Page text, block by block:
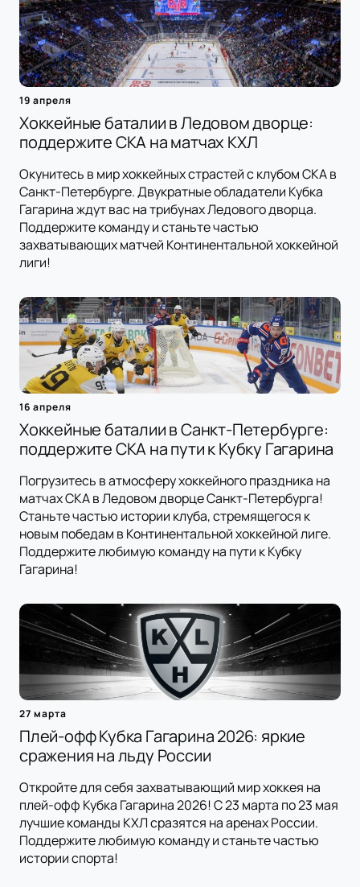
19 апреля
Хоккейные баталии в Ледовом дворце:
поддержите СКА на матчах КХЛ
Окунитесь в мир хоккейных страстей с клубом СКА в
Санкт-Петербурге. Двукратные обладатели Кубка
Гагарина ждут вас на трибунах Ледового дворца.
Поддержите команду и станьте частью
захватывающих матчей Континентальной хоккейной
лиги!
16 апреля
Хоккейные баталии в Санкт-Петербурге:
поддержите СКА на пути к Кубку Гагарина
Погрузитесь в атмосферу хоккейного праздника на
матчах СКА в Ледовом дворце Санкт-Петербурга!
Станьте частью истории клуба, стремящегося к
новым победам в Континентальной хоккейной лиге.
Поддержите любимую команду на пути к Кубку
Гагарина!
27 марта
Плей-офф Кубка Гагарина 2026: яркие
сражения на льду России
Откройте для себя захватывающий мир хоккея на
плей-офф Кубка Гагарина 2026! С 23 марта по 23 мая
лучшие команды КХЛ сразятся на аренах России.
Поддержите любимую команду и станьте частью
истории спорта!